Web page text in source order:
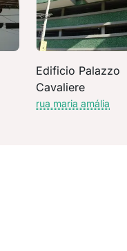
Edificio Palazzo
Cavaliere
rua maria amália